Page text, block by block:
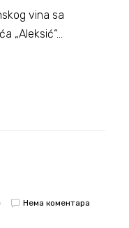
vina sa
„Aleksić“...
Нема коментара